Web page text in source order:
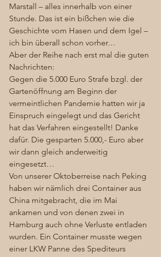
Marstall – alles innerhalb von einer
Stunde. Das ist ein bißchen wie die
Geschichte vom Hasen und dem Igel –
ich bin überall schon vorher…
Aber der Reihe nach erst mal die guten
Nachrichten:
Gegen die 5.000 Euro Strafe bzgl. der
Gartenöffnung am Beginn der
vermeintlichen Pandemie hatten wir ja
Einspruch eingelegt und das Gericht
hat das Verfahren eingestellt! Danke
dafür. Die gesparten 5.000,- Euro aber
wir dann gleich anderweitig
eingesetzt…
Von unserer Oktoberreise nach Peking
haben wir nämlich drei Container aus
China mitgebracht, die im Mai
ankamen und von denen zwei in
Hamburg auch ohne Verluste entladen
wurden. Ein Container musste wegen
einer LKW Panne des Spediteurs